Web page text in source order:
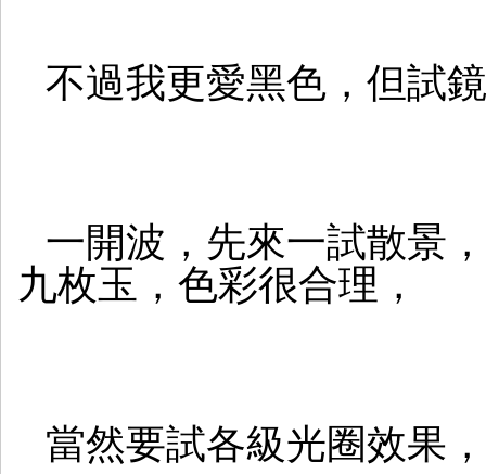
不過我更愛黑色，但試
一開波，先來一試散景
九枚玉，色彩很合理，
當然要試各級光圈效果